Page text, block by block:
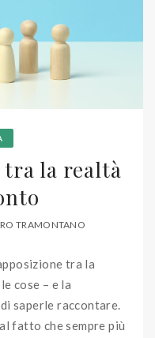
la realtà
TRAMONTANO
tra la
cose – e la
saperle raccontare.
fatto che sempre più